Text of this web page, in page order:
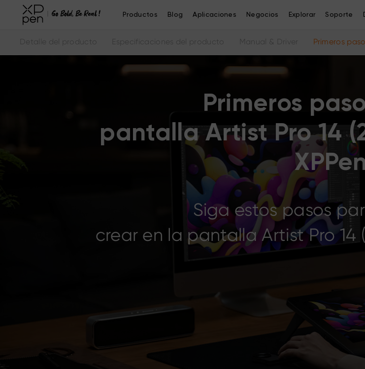
Productos Blog Aplicaciones Negocios Explorar Soporte
Detalle del producto Especificaciones del producto Manual & Driver Primeros
Primeros
pantalla Artist Pro 14
Siga estos pasos
crear en la pantalla Artist Pro 14